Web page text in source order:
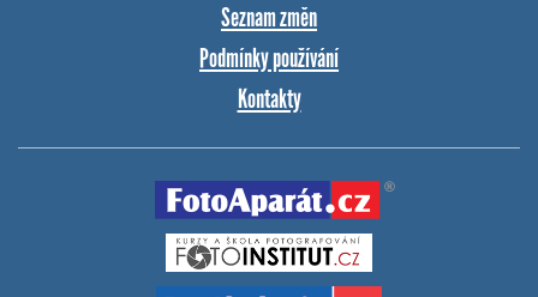
Seznam změn
Podmínky používání
Kontakty